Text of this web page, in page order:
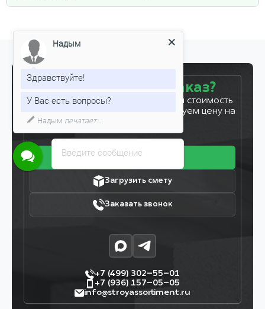
Готовы сделать заказ?
Оставьте заявку, и мы рассчитаем стоимость
вашего заказа за 5 минут. Фиксируем цену на
Получить прайс
Загрузить смету
Заказать звонок
+7 (499) 302–55–01
+7 (936) 157–05–05
info@stroyassortiment.ru
Введите сообщение
Надым
Здравствуйте!
У Вас есть вопросы?
Надым печатает...